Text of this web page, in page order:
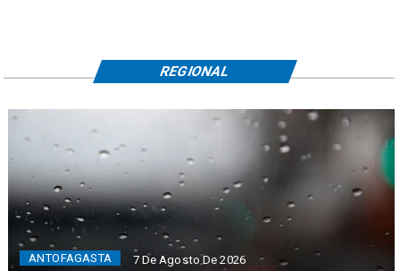
ANTOFAGASTA 7 De Agosto De 2026
REGIONAL